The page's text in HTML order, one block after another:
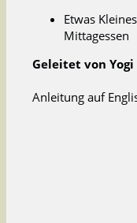
Etwas
Mittagessen
Geleitet von Yogi
Anleitung auf